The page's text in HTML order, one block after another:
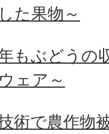
た果物～
もぶどうの
ェア～
術で農作物